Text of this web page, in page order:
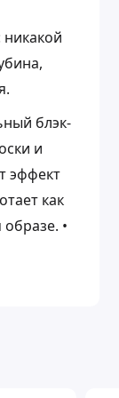
никакой
блэк-
и
эффект
как
•